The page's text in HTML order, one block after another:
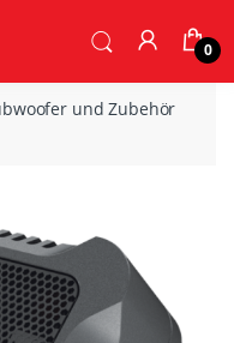
0
und Zubehör